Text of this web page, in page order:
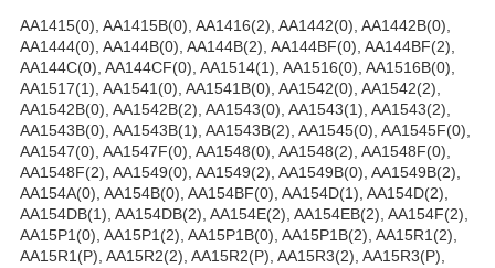
AA1415(0), AA1415B(0), AA1416(2), AA1442(0), AA1442B(0),
AA1444(0), AA144B(0), AA144B(2), AA144BF(0), AA144BF(2),
AA144C(0), AA144CF(0), AA1514(1), AA1516(0), AA1516B(0),
AA1517(1), AA1541(0), AA1541B(0), AA1542(0), AA1542(2),
AA1542B(0), AA1542B(2), AA1543(0), AA1543(1), AA1543(2),
AA1543B(0), AA1543B(1), AA1543B(2), AA1545(0), AA1545F(0),
AA1547(0), AA1547F(0), AA1548(0), AA1548(2), AA1548F(0),
AA1548F(2), AA1549(0), AA1549(2), AA1549B(0), AA1549B(2),
AA154A(0), AA154B(0), AA154BF(0), AA154D(1), AA154D(2),
AA154DB(1), AA154DB(2), AA154E(2), AA154EB(2), AA154F(2),
AA15P1(0), AA15P1(2), AA15P1B(0), AA15P1B(2), AA15R1(2),
AA15R1(P), AA15R2(2), AA15R2(P), AA15R3(2), AA15R3(P),